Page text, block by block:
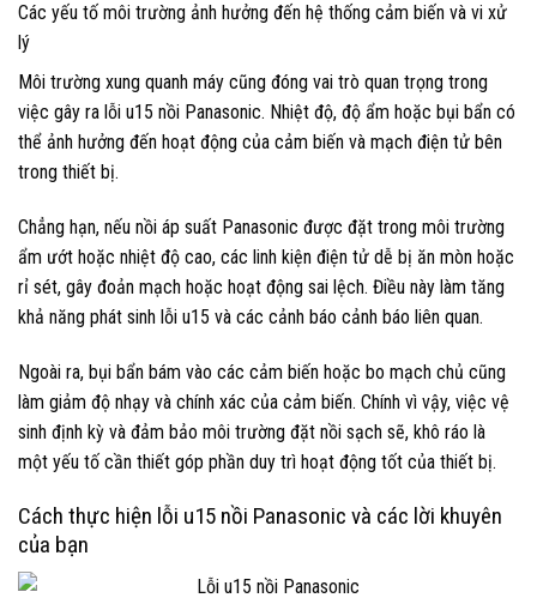
Các yếu tố môi trường ảnh hưởng đến hệ thống cảm biến và vi xử
lý
Môi trường xung quanh máy cũng đóng vai trò quan trọng trong
việc gây ra lỗi u15 nồi Panasonic. Nhiệt độ, độ ẩm hoặc bụi bẩn có
thể ảnh hưởng đến hoạt động của cảm biến và mạch điện tử bên
trong thiết bị.
Chẳng hạn, nếu nồi áp suất Panasonic được đặt trong môi trường
ẩm ướt hoặc nhiệt độ cao, các linh kiện điện tử dễ bị ăn mòn hoặc
rỉ sét, gây đoản mạch hoặc hoạt động sai lệch. Điều này làm tăng
khả năng phát sinh lỗi u15 và các cảnh báo cảnh báo liên quan.
Ngoài ra, bụi bẩn bám vào các cảm biến hoặc bo mạch chủ cũng
làm giảm độ nhạy và chính xác của cảm biến. Chính vì vậy, việc vệ
sinh định kỳ và đảm bảo môi trường đặt nồi sạch sẽ, khô ráo là
một yếu tố cần thiết góp phần duy trì hoạt động tốt của thiết bị.
Cách thực hiện lỗi u15 nồi Panasonic và các lời khuyên
của bạn